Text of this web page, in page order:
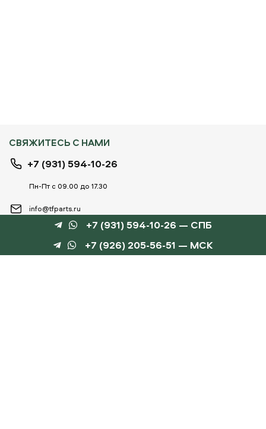
СВЯЖИТЕСЬ С НАМИ
+7 (931) 594-10-26
Пн-Пт с 09.00 до 17.30
info@tfparts.ru
ТЕХНОБОКС
+7 (931) 594-10-26 — СПБ
+7 (926) 205-56-51 — МСК